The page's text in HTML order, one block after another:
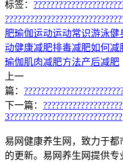
标签： ??????????????????
??????????????????
肥瑜伽运动运动常识游泳健
动健康减肥排毒减肥如何减
瑜伽肌肉减肥方法产后减肥
上一
篇：
下一篇：
3???????????????????????????
易网健康养生网，致力于
的更新。易网养生网提供